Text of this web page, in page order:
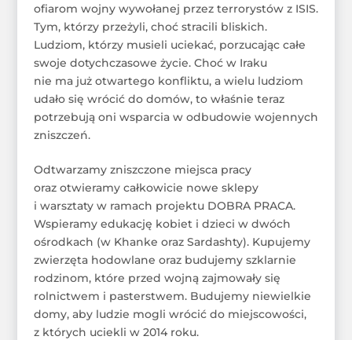
ofiarom wojny wywołanej przez terrorystów z ISIS.
Tym, którzy przeżyli, choć stracili bliskich.
Ludziom, którzy musieli uciekać, porzucając całe
swoje dotychczasowe życie. Choć w Iraku
nie ma już otwartego konfliktu, a wielu ludziom
udało się wrócić do domów, to właśnie teraz
potrzebują oni wsparcia w odbudowie wojennych
zniszczeń.
Odtwarzamy zniszczone miejsca pracy
oraz otwieramy całkowicie nowe sklepy
i warsztaty w ramach projektu DOBRA PRACA.
Wspieramy edukację kobiet i dzieci w dwóch
ośrodkach (w Khanke oraz Sardashty). Kupujemy
zwierzęta hodowlane oraz budujemy szklarnie
rodzinom, które przed wojną zajmowały się
rolnictwem i pasterstwem. Budujemy niewielkie
domy, aby ludzie mogli wrócić do miejscowości,
z których uciekli w 2014 roku.